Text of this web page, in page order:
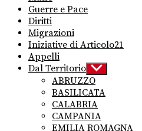
Guerre e Pace
Diritti
Migrazioni
Iniziative di Articolo21
Appelli
Dal Territorio Show
sub
menu
ABRUZZO
BASILICATA
CALABRIA
CAMPANIA
EMILIA ROMAGNA